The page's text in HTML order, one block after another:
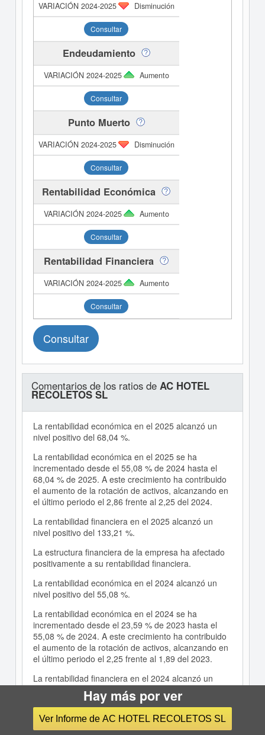
Disminución
Consultar
Endeudamiento
Aumento
Consultar
Punto Muerto
Disminución
Consultar
Rentabilidad Económica
Aumento
Consultar
Rentabilidad Financiera
Aumento
Consultar
Consultar
Comentarios de los ratios de AC HOTEL
RECOLETOS SL
La rentabilidad económica en el 2025 alcanzó un
nivel positivo del 68,04 %.
La rentabilidad económica en el 2025 se ha
incrementado desde el 55,08 % de 2024 hasta el
68,04 % de 2025. A este crecimiento ha contribuido
el aumento de la rotación de activos, alcanzando en
el último periodo el 2,86 frente al 2,25 del 2024.
La rentabilidad financiera en el 2025 alcanzó un
nivel positivo del 133,21 %.
La estructura financiera de la empresa ha afectado
positivamente a su rentabilidad financiera.
La rentabilidad económica en el 2024 alcanzó un
nivel positivo del 55,08 %.
La rentabilidad económica en el 2024 se ha
incrementado desde el 23,59 % de 2023 hasta el
55,08 % de 2024. A este crecimiento ha contribuido
el aumento de la rotación de activos, alcanzando en
el último periodo el 2,25 frente al 1,89 del 2023.
La rentabilidad financiera en el 2024 alcanzó un
nivel positivo del 95,1 %.
La estructura financiera de la empresa ha afectado
positivamente a su rentabilidad financiera.
Hay más por ver
Ver Informe de AC HOTEL RECOLETOS SL